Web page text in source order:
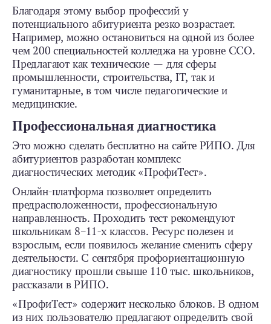
Благодаря этому выбор профессий у
потенциального абитуриента резко возрастает.
Например, можно остановиться на одной из более
чем 200 специальностей колледжа на уровне ССО.
Предлагают как технические — для сферы
промышленности, строительства, IT, так и
гуманитарные, в том числе педагогические и
медицинские.
Профессиональная диагностика
Это можно сделать бесплатно на сайте РИПО. Для
абитуриентов разработан комплекс
диагностических методик «ПрофиТест».
Онлайн-платформа позволяет определить
предрасположенности, профессиональную
направленность. Проходить тест рекомендуют
школьникам 8–11-х классов. Ресурс полезен и
взрослым, если появилось желание сменить сферу
деятельности. С сентября профориентационную
диагностику прошли свыше 110 тыс. школьников,
рассказали в РИПО.
«ПрофиТест» содержит несколько блоков. В одном
из них пользователю предлагают определить свой